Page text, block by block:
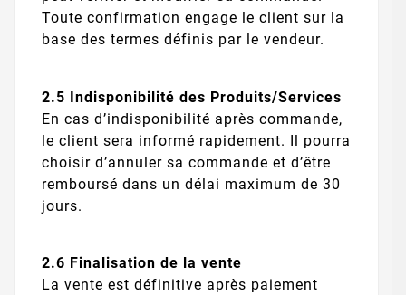
Toute confirmation engage le client sur la
base des termes définis par le vendeur.
2.5 Indisponibilité des Produits/Services
En cas d’indisponibilité après commande,
le client sera informé rapidement. Il pourra
choisir d’annuler sa commande et d’être
remboursé dans un délai maximum de 30
jours.
2.6 Finalisation de la vente
La vente est définitive après paiement